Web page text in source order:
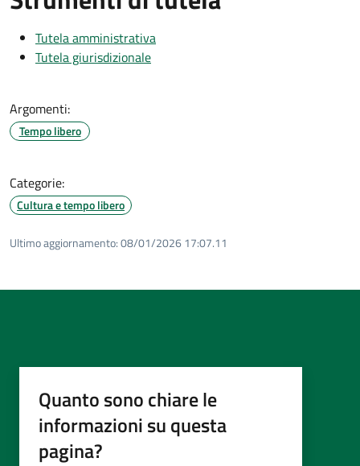
Tutela amministrativa
Tutela giurisdizionale
Argomenti:
Tempo libero
Categorie:
Cultura e tempo libero
Ultimo aggiornamento:08/01/2026 17:07.11
Quanto sono chiare le
informazioni su questa
pagina?